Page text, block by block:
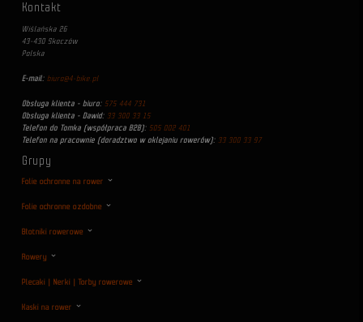
Kontakt
Wiślańska 26
43-430 Skoczów
Polska
E-mail: biuro@4-bike.pl
Obsługa klienta - biuro: 575 444 731
Obsługa klienta - Dawid: 33 300 33 15
Telefon do Tomka (współpraca B2B): 505 002 401
Telefon na pracownie (doradztwo w oklejaniu rowerów): 33 300 33 97
Grupy
Folie ochronne na rower
Folie ochronne ozdobne
Błotniki rowerowe
Rowery
Plecaki | Nerki | Torby rowerowe
Kaski na rower